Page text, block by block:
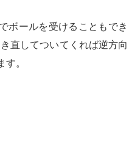
ボールを受けることもでき
直してついてくれば逆方向
。